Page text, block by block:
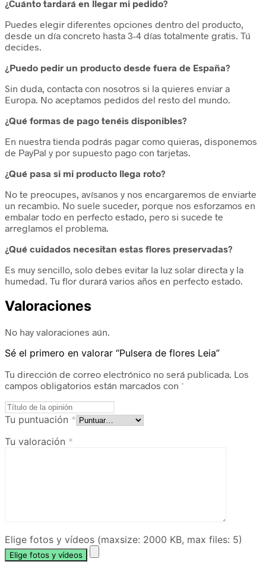
¿Cuánto tardará en llegar mi pedido?
Puedes elegir diferentes opciones dentro del producto,
desde un día concreto hasta 3-4 días totalmente gratis. Tú
decides.
¿Puedo pedir un producto desde fuera de España?
Sin duda, contacta con nosotros si la quieres enviar a
Europa. No aceptamos pedidos del resto del mundo.
¿Qué formas de pago tenéis disponibles?
En nuestra tienda podrás pagar como quieras, disponemos
de PayPal y por supuesto pago con tarjetas.
¿Qué pasa si mi producto llega roto?
No te preocupes, avísanos y nos encargaremos de enviarte
un recambio. No suele suceder, porque nos esforzamos en
embalar todo en perfecto estado, pero si sucede te
arreglamos el problema.
¿Qué cuidados necesitan estas flores preservadas?
Es muy sencillo, solo debes evitar la luz solar directa y la
humedad. Tu flor durará varios años en perfecto estado.
Valoraciones
No hay valoraciones aún.
Sé el primero en valorar “Pulsera de flores Leia”
Tu dirección de correo electrónico no será publicada. Los
campos obligatorios están marcados con *
Tu puntuación *
Tu valoración *
Elige fotos y vídeos (maxsize: 2000 KB, max files: 5)
Elige fotos y vídeos